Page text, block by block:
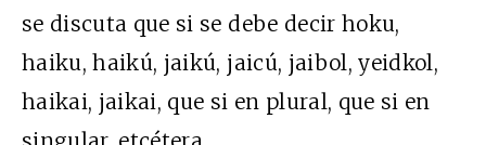
se discuta que si se debe decir hoku,
haiku, haikú, jaikú, jaicú, jaibol, yeidkol,
haikai, jaikai, que si en plural, que si en